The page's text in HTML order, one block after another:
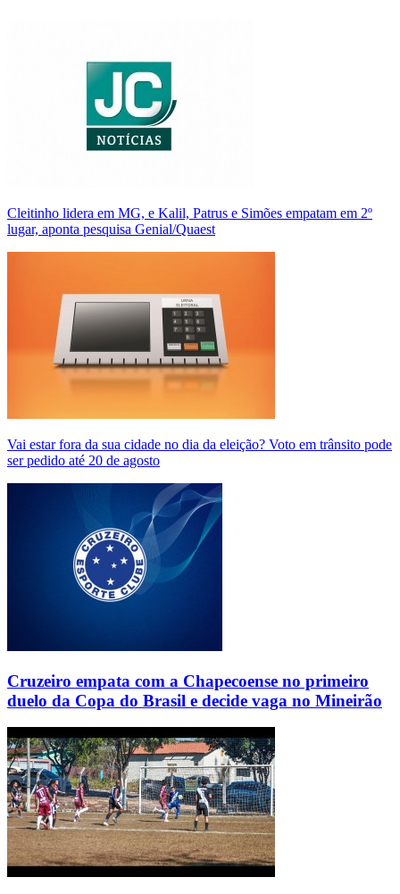
Cleitinho lidera em MG, e Kalil, Patrus e Simões empatam em 2º
lugar, aponta pesquisa Genial/Quaest
Vai estar fora da sua cidade no dia da eleição? Voto em trânsito pode
ser pedido até 20 de agosto
Cruzeiro empata com a Chapecoense no primeiro
duelo da Copa do Brasil e decide vaga no Mineirão